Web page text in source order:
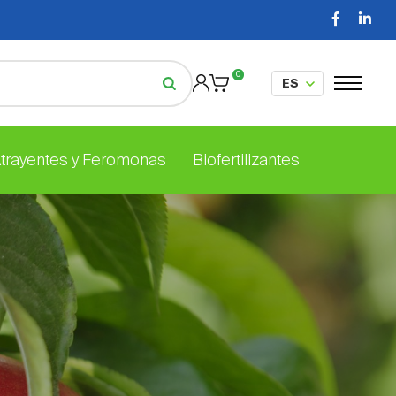
0
y Feromonas Biofertilizantes